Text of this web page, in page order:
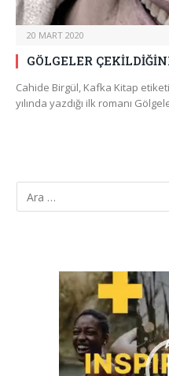
20 MART 2020
GÖLGELER
Cahide Birgül, Kafka Kitap
yılında yazdığı ilk romanı
Video
oynatıcı